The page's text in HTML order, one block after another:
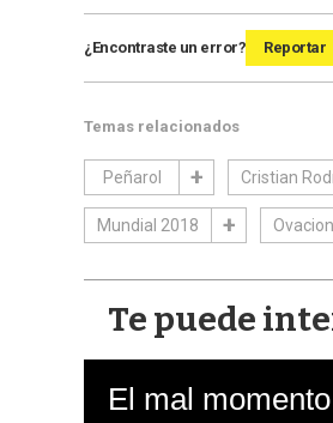
¿Encontraste un error? Reportar
Temas relacionados
Peñarol Cristian
Mundial 2018
Te puede